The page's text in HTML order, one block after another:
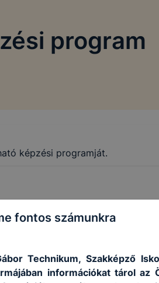
program
képzési programját.
fontos számunkra
Technikum, Szakképző
információkat tárol az